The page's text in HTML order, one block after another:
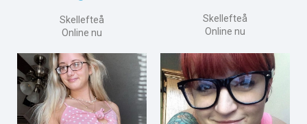
Skellefteå
Online nu
Skellefteå
Online nu